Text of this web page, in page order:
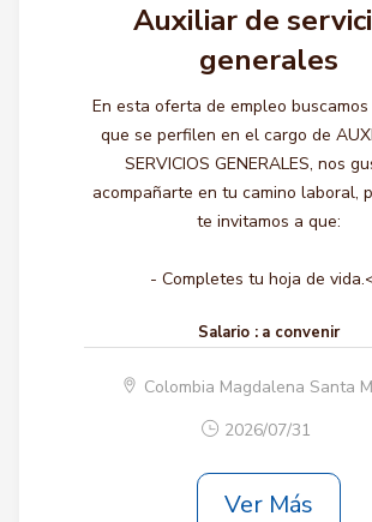
Auxiliar de
generales
En esta oferta de empleo
que se perfilen en el cargo de
SERVICIOS GENERALES, nos
acompañarte en tu camino laboral,
te invitamos a que:
- Completes tu hoja de
Salario : a convenir
Colombia Magdalena Santa
2026/07/31
Ver Más